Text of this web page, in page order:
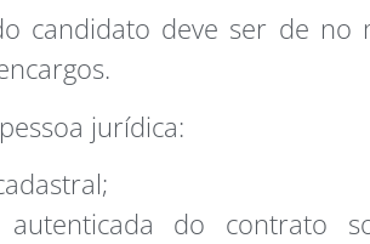
candidato deve ser de no
jurídica:
autenticada do contrato